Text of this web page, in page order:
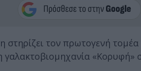
στηρίζει τον πρωτογενή
«Κορυφή»